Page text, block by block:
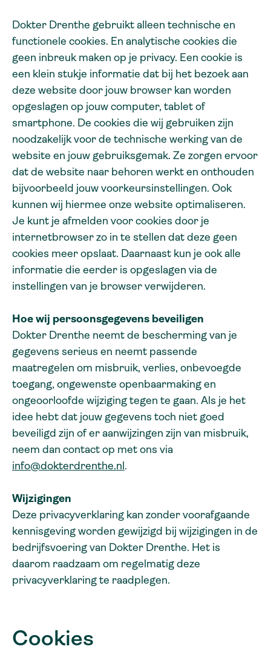
Dokter Drenthe gebruikt alleen technische en
functionele cookies. En analytische cookies die
geen inbreuk maken op je privacy. Een cookie is
een klein stukje informatie dat bij het bezoek aan
deze website door jouw browser kan worden
opgeslagen op jouw computer, tablet of
smartphone. De cookies die wij gebruiken zijn
noodzakelijk voor de technische werking van de
website en jouw gebruiksgemak. Ze zorgen ervoor
dat de website naar behoren werkt en onthouden
bijvoorbeeld jouw voorkeursinstellingen. Ook
kunnen wij hiermee onze website optimaliseren.
Je kunt je afmelden voor cookies door je
internetbrowser zo in te stellen dat deze geen
cookies meer opslaat. Daarnaast kun je ook alle
informatie die eerder is opgeslagen via de
instellingen van je browser verwijderen.
Hoe wij persoonsgegevens beveiligen
Dokter Drenthe neemt de bescherming van je
gegevens serieus en neemt passende
maatregelen om misbruik, verlies, onbevoegde
toegang, ongewenste openbaarmaking en
ongeoorloofde wijziging tegen te gaan. Als je het
idee hebt dat jouw gegevens toch niet goed
beveiligd zijn of er aanwijzingen zijn van misbruik,
neem dan contact op met ons via
info@dokterdrenthe.nl .
Wijzigingen
Deze privacyverklaring kan zonder voorafgaande
kennisgeving worden gewijzigd bij wijzigingen in de
bedrijfsvoering van Dokter Drenthe. Het is
daarom raadzaam om regelmatig deze
privacyverklaring te raadplegen.
Cookies